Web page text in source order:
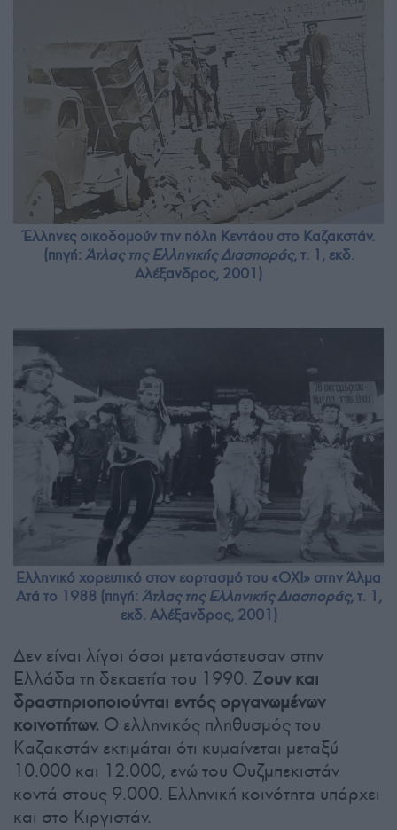
Έλληνες οικοδομούν την πόλη Κεντάου στο Καζακστάν.
(πηγή: Άτλας της Ελληνικής Διασποράς, τ. 1, εκδ.
Αλέξανδρος, 2001)
Ελληνικό χορευτικό στον εορτασμό του «ΟΧΙ» στην Άλμα
Ατά το 1988 (πηγή: Άτλας της Ελληνικής Διασποράς, τ. 1,
εκδ. Αλέξανδρος, 2001)
Δεν είναι λίγοι όσοι μετανάστευσαν στην
Ελλάδα τη δεκαετία του 1990. Ζουν και
δραστηριοποιούνται εντός οργανωμένων
κοινοτήτων. Ο ελληνικός πληθυσμός του
Καζακστάν εκτιμάται ότι κυμαίνεται μεταξύ
10.000 και 12.000, ενώ του Ουζμπεκιστάν
κοντά στους 9.000. Ελληνική κοινότητα υπάρχει
και στο Κιργιστάν.